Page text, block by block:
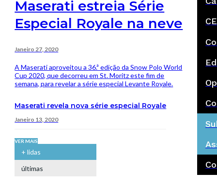
Maserati estreia Série
Especial Royale na neve
Janeiro 27, 2020
A Maserati aproveitou a 36.ª edição da Snow Polo World
Cup 2020, que decorreu em St. Moritz este fim de
semana, para revelar a série especial Levante Royale.
Maserati revela nova série especial Royale
Janeiro 13, 2020
VER MAIS
+ lidas
últimas